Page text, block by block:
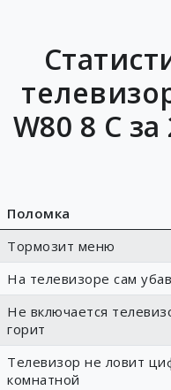
W80 8 C
Поломка
Тормозит меню
На телевизоре сам
Не включается
горит
Телевизор не ловит
комнатной